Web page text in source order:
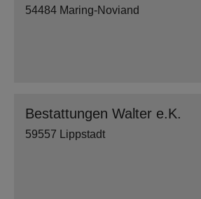
54484 Maring-Noviand
Bestattungen Walter e.K.
59557 Lippstadt